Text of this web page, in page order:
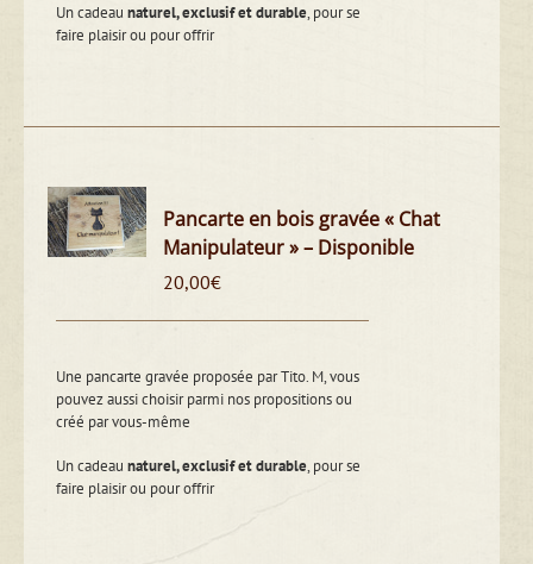
Un cadeaunaturel, exclusif et durable, pour se
faire plaisir ou pour offrir
Pancarte en bois gravée « Chat
Manipulateur » – Disponible
20,00€
Une pancarte gravée proposée par Tito. M, vous
pouvez aussi choisir parmi nos propositions ou
créé par vous-même
Un cadeaunaturel, exclusif et durable, pour se
faire plaisir ou pour offrir